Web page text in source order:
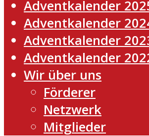
Adventkalender
Adventkalender
Adventkalender
Adventkalender
Wir über uns
Förderer
Netzwerk
Mitglieder